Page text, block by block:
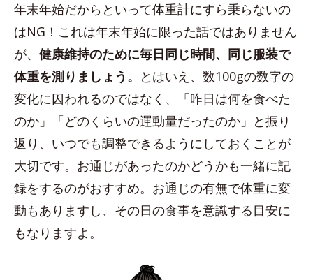
年末年始だからといって体重計にすら乗らないの
はNG！これは年末年始に限った話ではありません
が、 健康維持のために毎日同じ時間、同じ服装で
体重を測りましょう。 とはいえ、数100gの数字の
変化に囚われるのではなく、「昨日は何を食べた
のか」「どのくらいの運動量だったのか」と振り
返り、いつでも調整できるようにしておくことが
大切です。お通じがあったのかどうかも一緒に記
録をするのがおすすめ。お通じの有無で体重に変
動もありますし、その日の食事を意識する目安に
もなりますよ。